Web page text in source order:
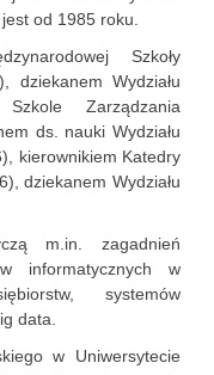
od 1985 roku.
Szkoły
dziekanem Wydziału
Zarządzania
ds. nauki Wydziału
kierownikiem Katedry
dziekanem Wydziału
m.in. zagadnień
informatycznych w
systemów
data.
w Uniwersytecie